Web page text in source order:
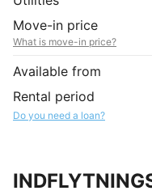
Move-in price
What is move-in price?
Available from
Rental period
Do you need a loan?